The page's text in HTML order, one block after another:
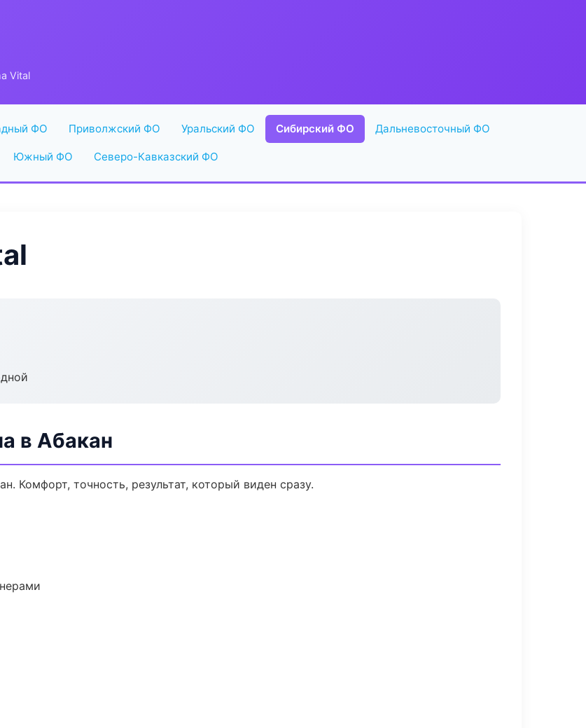
Vital
ФО Приволжский ФО Уральский ФО Сибирский ФО Дальневосточный ФО
Южный ФО Северо-Кавказский ФО
в Абакан
Комфорт, точность, результат, который виден сразу.